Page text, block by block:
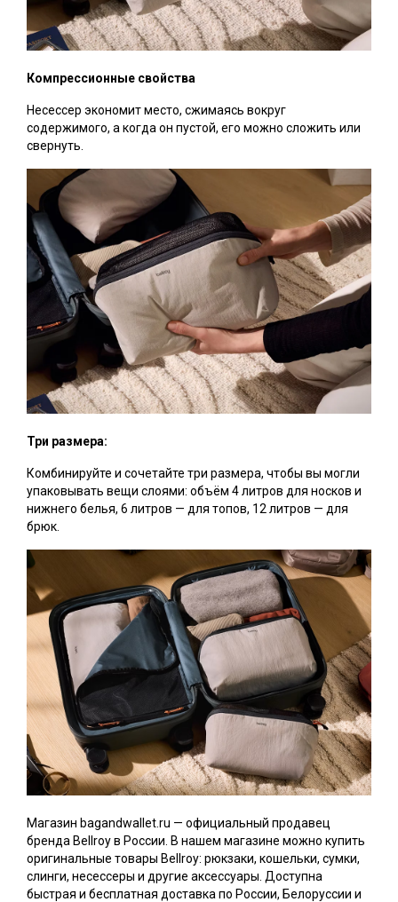
Компрессионные свойства
Несессер экономит место, сжимаясь вокруг
содержимого, а когда он пустой, его можно сложить или
свернуть.
Три размера:
Комбинируйте и сочетайте три размера, чтобы вы могли
упаковывать вещи слоями: объём 4 литров для носков и
нижнего белья, 6 литров — для топов, 12 литров — для
брюк.
Магазин bagandwallet.ru — официальный продавец
бренда Bellroy в России. В нашем магазине можно купить
оригинальные товары Bellroy: рюкзаки, кошельки, сумки,
слинги, несессеры и другие аксессуары. Доступна
быстрая и бесплатная доставка по России, Белоруссии и